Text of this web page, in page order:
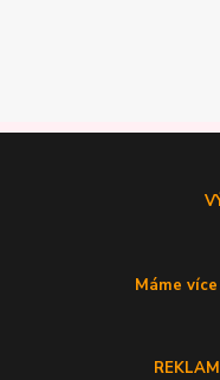
Máme